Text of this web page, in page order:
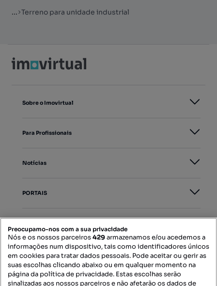
... Terreno para unidade industrial
Sobre o Imovirtual
Para Profissionais
Notícias
PORTAIS
Contacte-nos
Preocupamo-nos com a sua privacidade
Nós e os nossos parceiros429armazenamos e/ou acedemos a
informações num dispositivo, tais como identificadores únicos
em cookies para tratar dados pessoais. Pode aceitar ou gerir as
suas escolhas clicando abaixo ou em qualquer momento na
página da política de privacidade. Estas escolhas serão
sinalizadas aos nossos parceiros e não afetarão os dados de